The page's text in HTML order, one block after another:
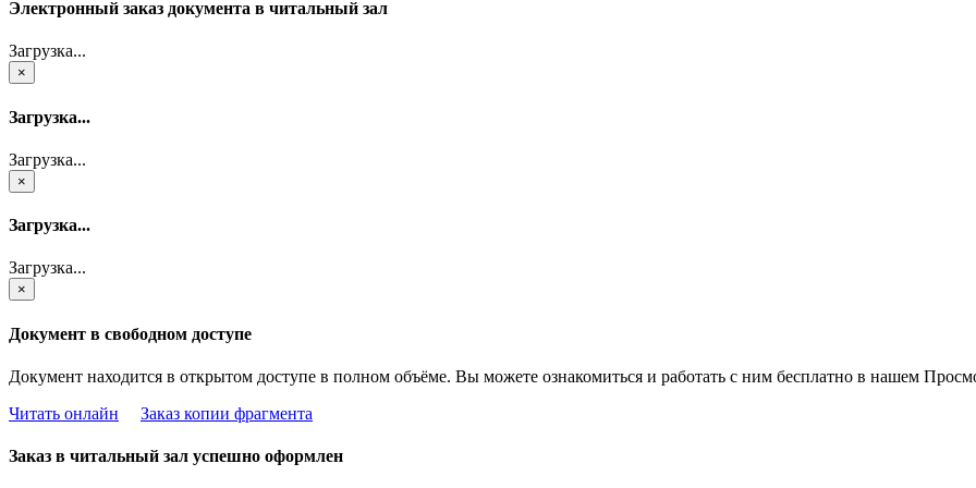
Электронный заказ документа в читальный зал
Загрузка...
×
Загрузка...
Загрузка...
×
Загрузка...
Загрузка...
×
Документ в свободном доступе
Документ находится в открытом доступе в полном объёме. Вы можете ознакомиться и работать с ним бесплатно в нашем
Читать онлайн
Заказ копии фрагмента
Заказ в читальный зал успешно оформлен